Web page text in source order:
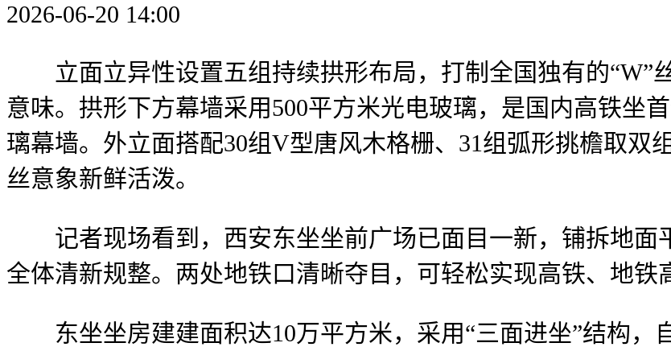
2026-06-20 14:00
立面立异性设置五组持续拱形布局，打制全国独有的“W”
意味。拱形下方幕墙采用500平方米光电玻璃，是国内高铁坐
璃幕墙。外立面搭配30组V型唐风木格栅、31组弧形挑檐取双
丝意象新鲜活泼。
记者现场看到，西安东坐坐前广场已面目一新，铺拆地面
全体清新规整。两处地铁口清晰夺目，可轻松实现高铁、地铁
东坐坐房建建面积达10万平方米，采用“三面进坐”结构，